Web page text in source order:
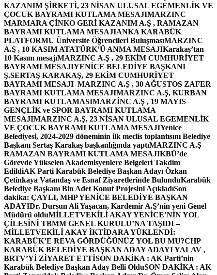
KAZANIM ŞİRKETİ, 23 NİSAN ULUSAL EGEMENLİK VE
ÇOCUK BAYRAMI KUTLAMA MESAJIMARZINC
MARMARA ÇİNKO GERİ KAZANIM A.Ş , RAMAZAN
BAYRAMI KUTLAMA MESAJIANKA KARABÜK
PLATFORMU Üniversite Öğrencileri BuluşmasıMARZINC
A.Ş , 10 KASIM ATATÜRK’Ü ANMA MESAJIKarakaş’tan
10 Kasım mesajıMARZINC A.Ş , 29 EKİM CUMHURİYET
BAYRAMI MESAJIYENİCE BELEDİYE BAŞKANI
Ş.SERTAŞ KARAKAŞ, 29 EKİM CUMHURİYET
BAYRAMI MESAJI MARZINC A.Ş , 30 AĞUSTOS ZAFER
BAYRAMI KUTLAMA MESAJIMARZINC A.Ş, KURBAN
BAYRAMI KUTLAMASIMARZİNC A.Ş , 19 MAYIS
GENÇLİK ve SPOR BAYRAMI KUTLAMA
MESAJIMARZINC A.Ş, 23 NİSAN ULUSAL EGEMENLİK
VE ÇOCUK BAYRAMI KUTLAMA MESAJIYenice
Belediyesi, 2024-2029 döneminin ilk meclis toplantısını Belediye
Başkanı Sertaş Karakaş başkanlığında yaptıMARZINC A.Ş
RAMAZAN BAYRAMI KUTLAMA MESAJIKBÜ’de
Görevde Yükselen Akademisyenlere Belgeleri Takdim
EdildiAK Parti Karabük Belediye Başkan Adayı Özkan
Çetinkaya Vatandaş ve Esnaf Ziyaretlerinde BulunduKarabük
Belediye Başkanı Bin Adet Konut Projesini AçıkladıSon
dakika: ÇAYLI, MHP YENİCE BELEDİYE BAŞKAN
ADAYIDr. Dursun Ali Yaşacan, Kardemir A.Ş’nin yeni Genel
Müdürü olduMİLLETVEKİLİ AKAY YENİCE’NİN YOL
ÇİLESİNİ TBMM GENEL KURULU’NA TAŞIDI –
MİLLETVEKİLİ AKAY İKTİDARA YÜKLENDİ:
KARABÜK’E REVA GÖRDÜĞÜNÜZ YOL BU MU?CHP
KARABÜK BELEDİYE BAŞKAN ADAY ADAYI YALAV ,
BRTV’Yİ ZİYARET ETTİSON DAKİKA : AK Parti’nin
Karabük Belediye Başkan Aday Belli OlduSON DAKİKA : AK